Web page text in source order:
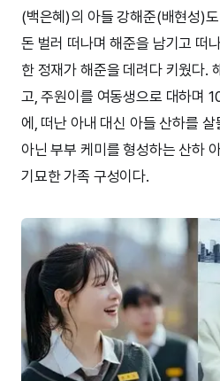
(백은혜)의 아들 강해준(배현성)
돈 벌러 떠나며 해준을 남기고 떠
한 정재가 해준을 데려다 키웠다.
고, 주원이를 여동생으로 대하며
에, 떠난 아내 대신 아들 산하를
아닌 부부 케미를 형성하는 산하
기묘한 가족 구성이다.